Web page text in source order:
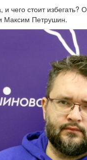
чего стоит
Максим Петрушин.